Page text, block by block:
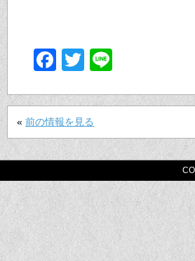
Facebook
Twitter
« 前の情報を見る